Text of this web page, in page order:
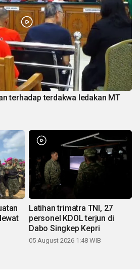
terhadap terdakwa ledakan MT
Latihan trimatra TNI, 27
personel KDOL terjun di
Dabo Singkep Kepri
05 August 2026 1:48 WIB